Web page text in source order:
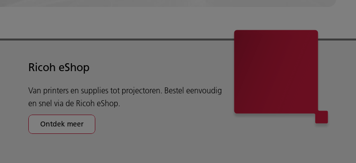
Ricoh eShop
Van printers en supplies tot projectoren. Bestel eenvoudig
en snel via de Ricoh eShop.
Ontdek meer